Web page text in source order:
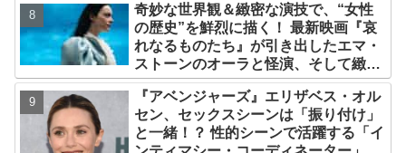
奇妙な世界観＆緻密な演技で、“女性
の歴史”を鮮烈に描く！ 最新映画『哀
れなるものたち』が引き出したエマ・
ストーンのオーラと怪演、そして緻密
すぎる演技力！ これは女性の“自由意
志”の物語［レビュー＆解説］
『アベンジャーズ』エリザベス・オル
セン、セックスシーンは「振り付け」
と一緒！？ 性的シーンで活躍する「イ